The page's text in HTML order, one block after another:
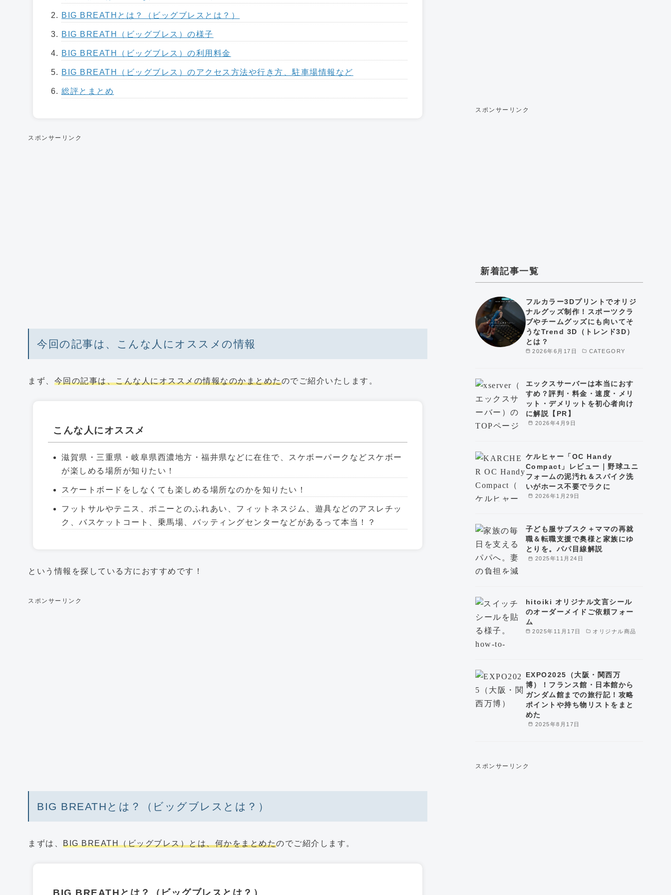
BIG BREATHとは？（ビッグブレスとは？）
BIG BREATH（ビッグブレス）の様子
BIG BREATH（ビッグブレス）の利用料金
BIG BREATH（ビッグブレス）のアクセス方法や行き方、駐車場情報など
総評とまとめ
スポンサーリンク
今回の記事は、こんな人にオススメの情報
まず、 今回の記事は、こんな人にオススメの情報なのかまとめたのでご紹介いたします。
こんな人にオススメ
滋賀県・三重県・岐阜県西濃地方・福井県などに在住で、スケボーパークなどスケボー
が楽しめる場所が知りたい！
スケートボードをしなくても楽しめる場所なのかを知りたい！
フットサルやテニス、ポニーとのふれあい、フィットネスジム、遊具などのアスレチッ
ク、バスケットコート、乗馬場、バッティングセンターなどがあるって本当！？
という情報を探している方におすすめです！
スポンサーリンク
BIG BREATHとは？（ビッグブレスとは？）
まずは、 BIG BREATH（ビッグブレス）とは、何かをまとめたのでご紹介します。
BIG BREATHとは？（ビッグブレスとは？）
スポンサーリンク
新着記事一覧
2026年6月17日 CATEGORY
フルカラー3Dプリントでオリジ
ナルグッズ制作！スポーツクラ
ブやチームグッズにも向いてそ
うなTrend 3D（トレンド3D）
とは？
2026年4月9日
エックスサーバーは本当におす
すめ？評判・料金・速度・メリ
ット・デメリットを初心者向け
に解説【PR】
2026年1月29日
ケルヒャー「OC Handy
Compact」レビュー｜野球ユニ
フォームの泥汚れ＆スパイク洗
いがホース不要でラクに
2025年11月24日
子ども服サブスク＋ママの再就
職＆転職支援で奥様と家族にゆ
とりを。パパ目線解説
2025年11月17日 オリジナル商品
hitoiki オリジナル文言シール
のオーダーメイドご依頼フォー
ム
2025年8月17日
EXPO2025（大阪・関西万
博）！フランス館・日本館から
ガンダム館までの旅行記！攻略
ポイントや持ち物リストをまと
めた
スポンサーリンク